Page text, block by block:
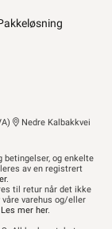
Nedre Kalbakkvei
betingelser, og enkelte
av en registrert
.
til retur når det ikke
varehus og/eller
Les mer her.